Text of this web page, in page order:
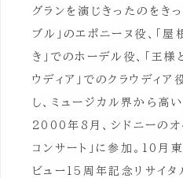
グランを演じきったのをきっ
ブル」のエポニーヌ役、「
き」でのホーデル役、「王様
ウディア」でのクラウディ
し、ミュージカル界から高
2000年8月、シドニーのオ
コンサート」に参加。10月
ビュー15周年記念リサイタ